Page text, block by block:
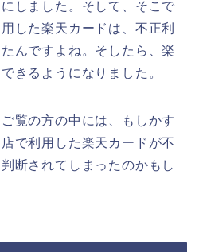
しました。そして、そこで
した楽天カードは、不正利
んですよね。そしたら、楽
きるようになりました。
覧の方の中には、もしかす
で利用した楽天カードが不
断されてしまったのかもし